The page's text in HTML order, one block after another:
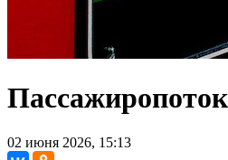
02 июня 2026, 15:13